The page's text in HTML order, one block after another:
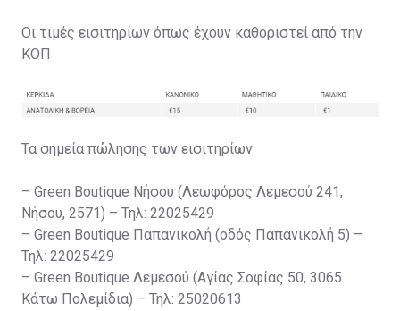
Οι τιμές εισιτηρίων όπως έχουν καθοριστεί από την
ΚΟΠ
Τα σημεία πώλησης των εισιτηρίων
– Green Boutique Νήσου (Λεωφόρος Λεμεσού 241,
Νήσου, 2571) – Τηλ: 22025429
– Green Boutique Παπανικολή (οδός Παπανικολή 5) –
Τηλ: 22025429
– Green Boutique Λεμεσού (Αγίας Σοφίας 50, 3065
Κάτω Πολεμίδια) – Τηλ: 25020613